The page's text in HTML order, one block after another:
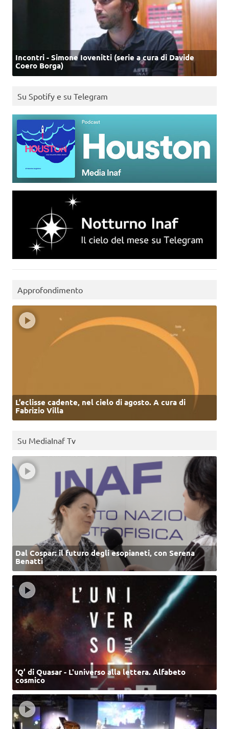
Incontri - Simone Iovenitti (serie a cura di Davide
Coero Borga)
Su Spotify e su Telegram
Approfondimento
L’eclisse cadente, nel cielo di agosto. A cura di
Fabrizio Villa
Su MediaInaf Tv
Dal Cospar: il futuro degli esopianeti, con Serena
Benatti
‘Q’ di Quasar - L'universo alla lettera. Alfabeto
cosmico